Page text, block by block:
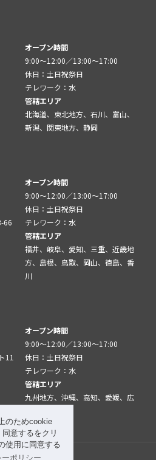
のためcookie
意するをクリ
使用に同意する
ポリシー
オープン時間
9:00～12:00／13:00～17:00
休日：土日祝祭日
テレワーク：水
管轄エリア
北海道、東北地方、石川、富山、
新潟、関東地方、静岡
66
オープン時間
9:00～12:00／13:00～17:00
休日：土日祝祭日
テレワーク：水
管轄エリア
福井、岐阜、愛知、三重、近畿地
方、島根、鳥取、岡山、徳島、香
川
11
オープン時間
9:00～12:00／13:00～17:00
休日：土日祝祭日
テレワーク：水
管轄エリア
九州地方、沖縄、高知、愛媛、広